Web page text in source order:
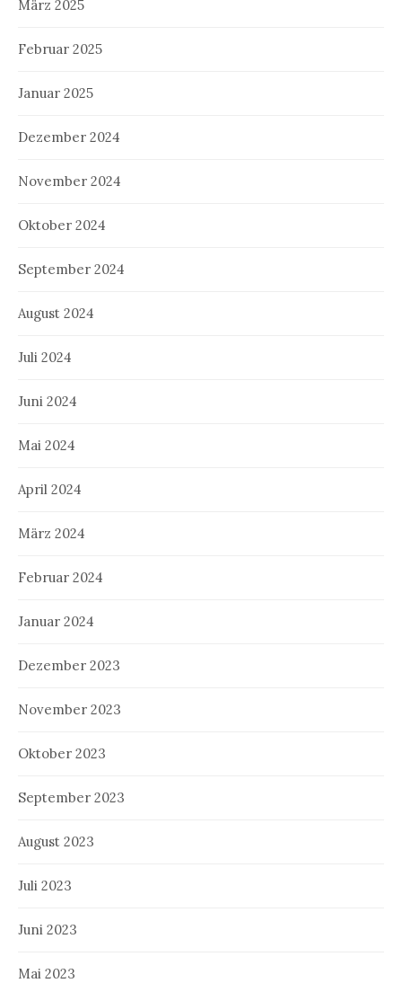
März 2025
Februar 2025
Januar 2025
Dezember 2024
November 2024
Oktober 2024
September 2024
August 2024
Juli 2024
Juni 2024
Mai 2024
April 2024
März 2024
Februar 2024
Januar 2024
Dezember 2023
November 2023
Oktober 2023
September 2023
August 2023
Juli 2023
Juni 2023
Mai 2023